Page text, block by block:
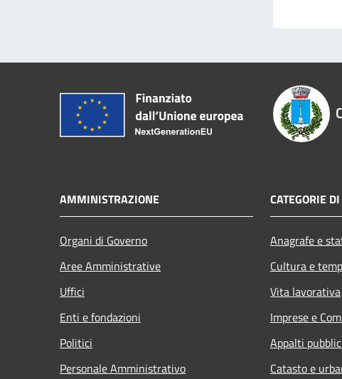
AMMINISTRAZIONE
Organi di Governo
Aree Amministrative
Uffici
Enti e fondazioni
Politici
Personale Amministrativo
CATEGORIE
Anagrafe e
Cultura e
Vita lavorativa
Imprese e
Appalti
Catasto e